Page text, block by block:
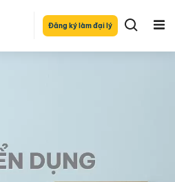
Đăng ký làm đại lý